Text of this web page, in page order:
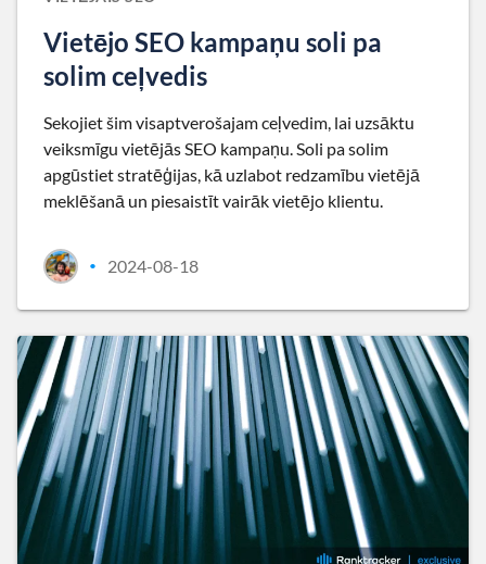
Vietējo SEO kampaņu soli pa
solim ceļvedis
Sekojiet šim visaptverošajam ceļvedim, lai uzsāktu
veiksmīgu vietējās SEO kampaņu. Soli pa solim
apgūstiet stratēģijas, kā uzlabot redzamību vietējā
meklēšanā un piesaistīt vairāk vietējo klientu.
• 2024-08-18